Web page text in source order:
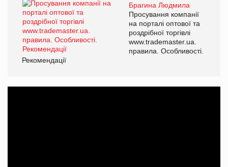
Брагина Людмила
Просування компанії
на порталі оптової та
роздрібної торгівлі
www.trademaster.ua.
правила. Особливості.
Рекомендації